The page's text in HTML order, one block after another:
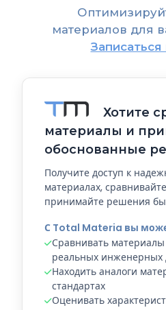
материалов для
Хотите
материалы и
обоснованные
Получите доступ к
материалах,
принимайте решения
С Total Materia вы
Сравнивать
реальных инженерных
Находить аналоги
стандартах
Оценивать